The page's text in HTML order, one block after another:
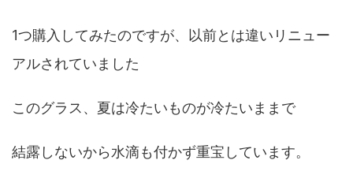
1つ購入してみたのですが、以前とは違いリニュー
アルされていました
このグラス、夏は冷たいものが冷たいままで
結露しないから水滴も付かず重宝しています。